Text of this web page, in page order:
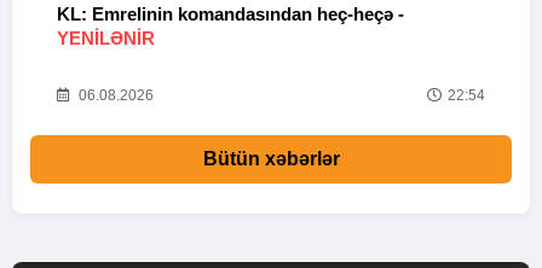
KL: Emrelinin komandasından heç-heçə -
YENİLƏNİR
06.08.2026 22:54
Bütün xəbərlər